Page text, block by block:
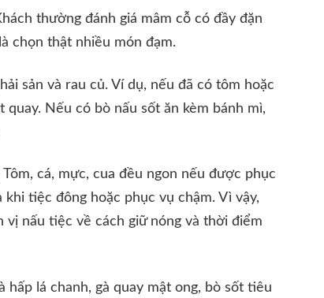
thường đánh giá mâm cỗ có đầy đặn
chọn thật nhiều món đạm.
sản và rau củ. Ví dụ, nếu đã có tôm hoặc
Nếu có bò nấu sốt ăn kèm bánh mì,
cá, mực, cua đều ngon nếu được phục
tiệc đông hoặc phục vụ chậm. Vì vậy,
vị nấu tiệc về cách giữ nóng và thời điểm
lá chanh, gà quay mật ong, bò sốt tiêu